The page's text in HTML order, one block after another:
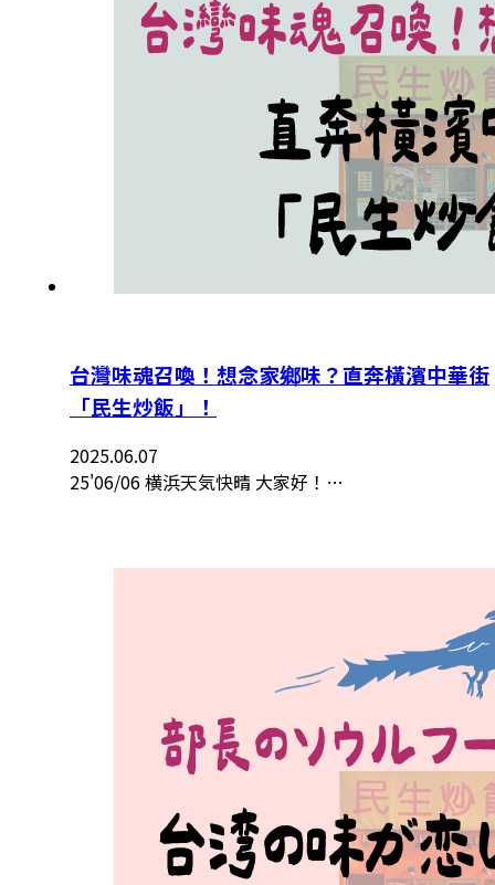
台灣味魂召喚！想念家鄉味？直奔橫濱中華街
「民生炒飯」！
2025.06.07
25'06/06 横浜天気快晴 大家好！…